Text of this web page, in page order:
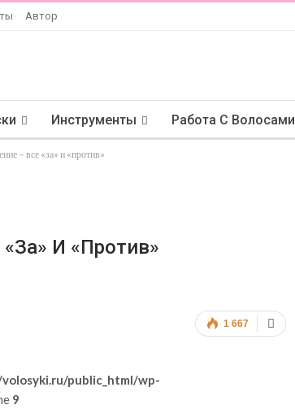
Автор
Инструменты Работа С Волосами
– все «за» и «против»
И «против»
1 667
public_html/wp-
9